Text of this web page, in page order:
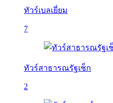
ทัวร์เบลเยี่ยม
7
ทัวร์สาธารณรัฐเช็ก
2